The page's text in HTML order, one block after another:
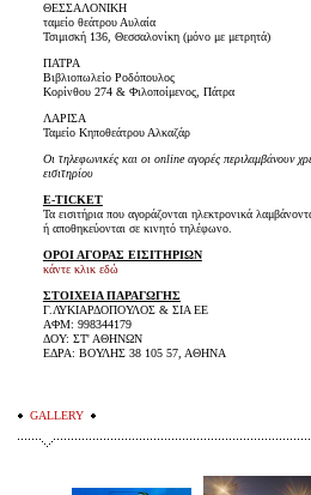
ΘΕΣΣΑΛΟΝΙΚΗ
ταμείο θεάτρου Αυλαία
Τσιμισκή 136, Θεσσαλονίκη (μόνο με μετρητά)
ΠΑΤΡΑ
Βιβλιοπωλείο Ροδόπουλος
Κορίνθου 274 & Φιλοποίμενος, Πάτρα
ΛΑΡΙΣΑ
Ταμείο Κηποθεάτρου Αλκαζάρ
Οι τηλεφωνικές και οι online αγορές περιλαμβάνουν
εισιτηρίου
E-TICKET
Τα εισιτήρια που αγοράζονται ηλεκτρονικά
ή αποθηκεύονται σε κινητό τηλέφωνο.
ΟΡΟΙ ΑΓΟΡΑΣ ΕΙΣΙΤΗΡΙΩΝ
κάντε κλικ εδώ
ΣΤΟΙΧΕΙΑ ΠΑΡΑΓΩΓΗΣ
Γ.ΛΥΚΙΑΡΔΟΠΟΥΛΟΣ & ΣΙΑ ΕΕ
ΑΦΜ: 998344179
ΔΟΥ: ΣΤ' ΑΘΗΝΩΝ
ΕΔΡΑ: ΒΟΥΛΗΣ 38 105 57, ΑΘΗΝΑ
GALLERY